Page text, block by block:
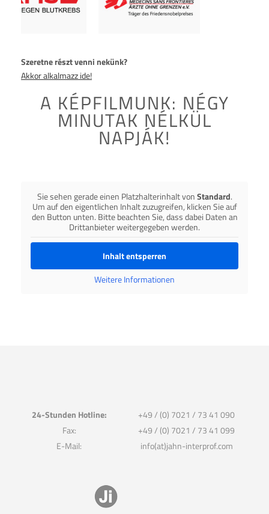
Szeretne részt venni nekünk?
Akkor alkalmazz ide!
A KÉPFILMUNK: NÉGY
MINUTAK NÉLKÜL
NAPJÁK!
Sie sehen gerade einen Platzhalterinhalt vonStandard.
Um auf den eigentlichen Inhalt zuzugreifen, klicken Sie auf
den Button unten. Bitte beachten Sie, dass dabei Daten an
Drittanbieter weitergegeben werden.
Inhalt entsperren
Weitere Informationen
24-Stunden Hotline:
Fax:
E-Mail:
+49 / (0) 7021 / 73 41 090
+49 / (0) 7021 / 73 41 099
info(at)jahn-interprof.com